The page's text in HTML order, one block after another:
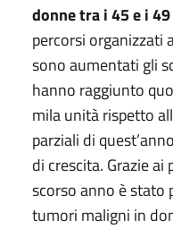
donne tra i 45 e i
percorsi organizzati
sono aumentati gli
hanno raggiunto
mila unità rispetto
parziali di
di crescita. Grazie
scorso anno è stato
tumori maligni in